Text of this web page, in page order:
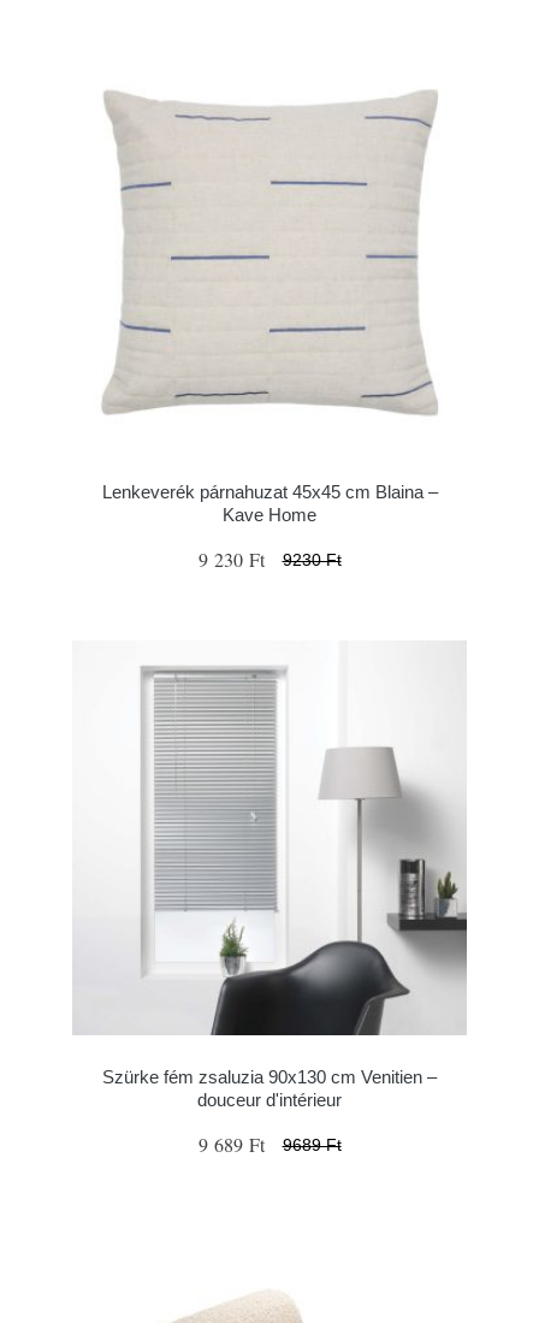
Lenkeverék párnahuzat 45x45 cm Blaina –
Kave Home
9 230 Ft 9230 Ft
Szürke fém zsaluzia 90x130 cm Venitien –
douceur d'intérieur
9 689 Ft 9689 Ft